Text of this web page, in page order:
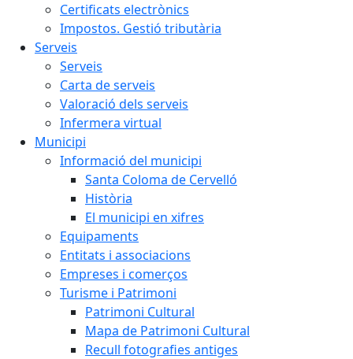
Certificats electrònics
Impostos. Gestió tributària
Serveis
Serveis
Carta de serveis
Valoració dels serveis
Infermera virtual
Municipi
Informació del municipi
Santa Coloma de Cervelló
Història
El municipi en xifres
Equipaments
Entitats i associacions
Empreses i comerços
Turisme i Patrimoni
Patrimoni Cultural
Mapa de Patrimoni Cultural
Recull fotografies antiges